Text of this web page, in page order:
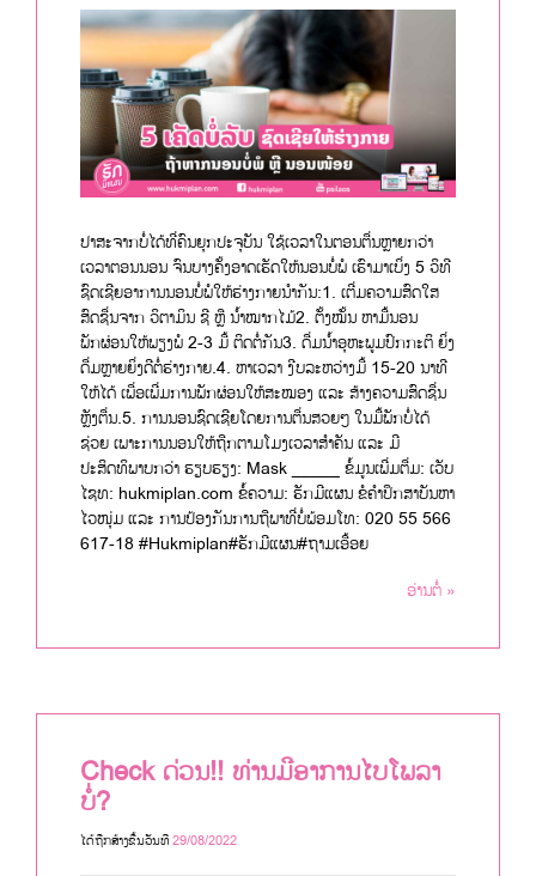
ປາສະຈາກບໍ່ໄດ້ທີ່ຄົນຍຸກປະຈຸບັນ ໃຊ້ເວລາໃນຕອນຕື່ນຫຼາຍກວ່າ
ເວລາຕອນນອນ ຈົນບາງຄັ້ງອາດເຮັດໃຫ້ນອນບໍ່ພໍ ເຮົາມາເບິ່ງ 5 ວິທີ
ຊົດເຊີຍອາການນອນບໍ່ພໍໃຫ້ຮ່າງກາຍນຳກັນ:1. ເຕີ່ມຄວາມສົດໃສ
ສົດຊື່ນຈາກ ວິຕາມິນ ຊີ ຫຼື ນ້ຳໝາກໄມ້2. ຕັ້ງໝັ້ນ ຫາມື້ນອນ
ພັກຜ່ອນໃຫ້ພຽງພໍ 2-3 ມື້ ຕິດຕໍ່ກັນ3. ດື່ມນ້ຳອຸຫະພູມປົກກະຕິ ຍິ່ງ
ດື່ມຫຼາຍຍິ່ງດີຕໍ່ຮ່າງກາຍ.4. ຫາເວລາ ງີບລະຫວ່າງມື້ 15-20 ນາທີ
ໃຫ້ໄດ້ ເພື່ອເພີ່ມການພັກຜ່ອນໃຫ້ສະໝອງ ແລະ ສ້າງຄວາມສົດຊື່ນ
ຫຼັງຕື່ນ.5. ການນອນຊົດເຊີຍໂດຍການຕື່ນສວຍໆ ໃນມື້ພັກບໍ່ໄດ້
ຊ່ວຍ ເພາະການນອນໃຫ້ຖືກຕາມໂມງເວລາສຳຄັນ ແລະ ມີ
ປະສິດທິພາບກວ່າ ຮຽບຮຽງ: Mask _____ ຂໍ້ມູນເພີ່ມຕື່ມ: ເວັບ
ໄຊທ: hukmiplan.com ຂໍ້ຄວາມ: ຮັກມີແຜນ ຂໍຄຳປຶກສາບັນຫາ
ໄວໜຸ່ມ ແລະ ການປ້ອງກັນການຖືພາທີ່ບໍ່ພ້ອມໂທ: 020 55 566
617-18 #Hukmiplan#ຮັກມີແຜນ#ຖາມເອື້ອຍ
ອ່ານຕໍ່ »
Check ດ່ວນ!! ທ່ານມີອາການໄບໂພລາ
ບໍ່?
ໄດ້ຖືກສ້າງຂື້ນວັນທີ29/08/2022